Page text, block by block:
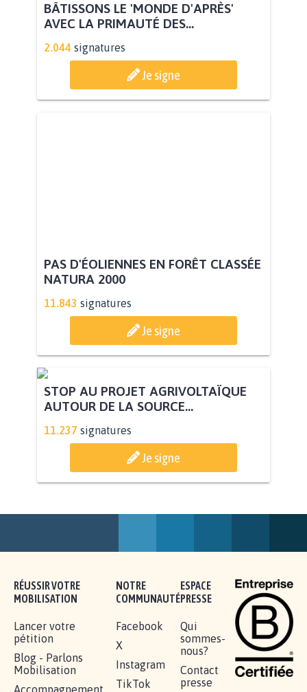
BÂTISSONS LE 'MONDE D'APRÈS'
AVEC LA PRIMAUTÉ DES...
2.044 signatures
Je signe
PAS D'ÉOLIENNES EN FORÊT CLASSÉE
NATURA 2000
11.843 signatures
Je signe
STOP AU PROJET AGRIVOLTAÏQUE
Je signe